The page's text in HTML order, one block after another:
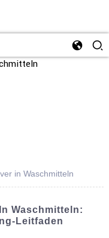
in Waschmitteln
Waschmitteln:
Leitfaden